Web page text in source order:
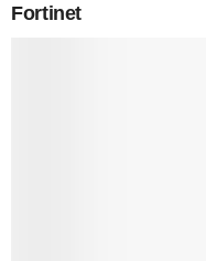
Fortinet